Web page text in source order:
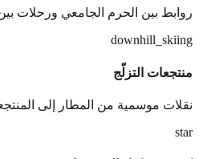
روابط بين الحرم الجامعي ورحلات
downhill_skiing
منتجعات التزلّج
نقلات موسمية من المطار إلى
star